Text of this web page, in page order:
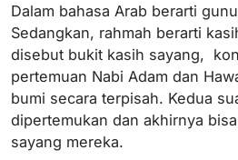
Dalam bahasa Arab berarti
Sedangkan, rahmah berarti
disebut bukit kasih sayang,
pertemuan Nabi Adam dan
bumi secara terpisah. Kedua
dipertemukan dan akhirnya
sayang mereka.